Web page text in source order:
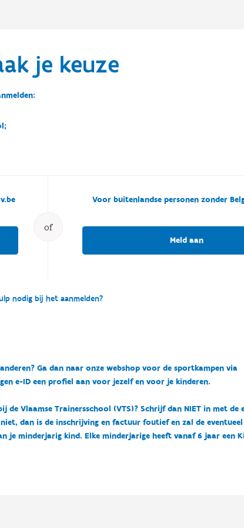
je keuze
of
Voor buitenlandse personen zonder
Meld aan
nodig bij het aanmelden?
Ga dan naar onze webshop voor de sportkampen via
e-ID een profiel aan voor jezelf en voor je kinderen.
Vlaamse Trainersschool (VTS)? Schrijf dan NIET in met de
dan is de inschrijving en factuur foutief en zal de
je minderjarig kind. Elke minderjarige heeft vanaf 6 jaar een